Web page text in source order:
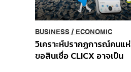
BUSINESS/ ECONOMIC
วิเคราะห์ปรากฏการณ์คนแห่
ขอสินเชื่อ CLICX อาจเป็น